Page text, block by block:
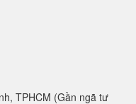
TPHCM (Gần ngã tư